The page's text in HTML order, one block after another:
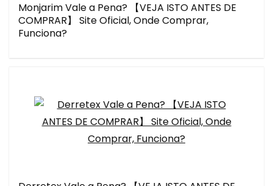
Monjarim Vale a Pena? 【VEJA ISTO ANTES DE
COMPRAR】 Site Oficial, Onde Comprar,
Funciona?